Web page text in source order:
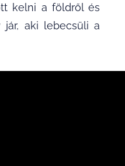
kelni a földről és
aki lebecsüli a